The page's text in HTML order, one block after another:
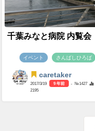
千葉みなと病院 内覧会
イベント さんばしひろば
caretaker
2017/3/19 9 年前
- №1427
2195